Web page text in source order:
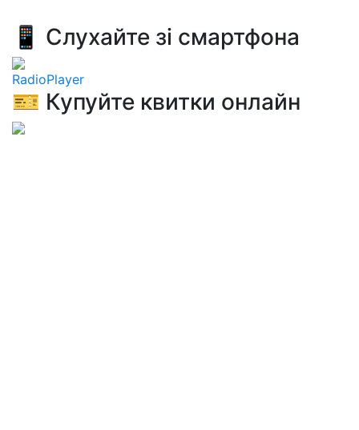
📱 Слухайте зі смартфона
RadioPlayer
🎫 Купуйте квитки онлайн